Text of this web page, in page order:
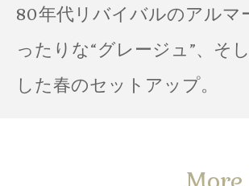
80年代リバイバルのアルマ
ったりな“グレージュ”、そ
した春のセットアップ。